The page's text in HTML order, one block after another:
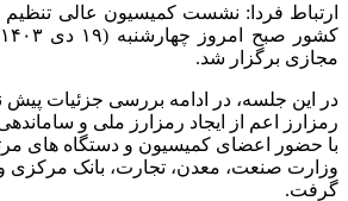
ارتباط فردا: نشست کمیسیون عالی
مجازی برگزار شد.
در این جلسه، در ادامه بررسی جزئیات
رمزارز اعم از ایجاد رمزارز ملی و
با حضور اعضای کمیسیون و دستگاه های
وزارت صنعت، معدن، تجارت، بانک مرکزی
گرفت.